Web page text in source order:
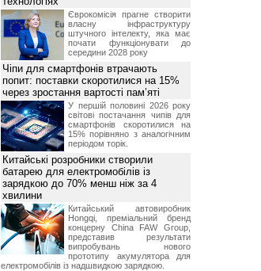
Єврокомісія прагне створити
власну інфраструктуру
штучного інтелекту, яка має
почати функціонувати до
середини 2028 року
Чіпи для смартфонів втрачають
попит: поставки скоротилися на 15%
через зростання вартості пам’яті
У першій половині 2026 року
світові постачання чипів для
смартфонів скоротилися на
15% порівняно з аналогічним
періодом торік.
Китайські розробники створили
батарею для електромобілів із
зарядкою до 70% менш ніж за 4
хвилини
Китайський автовиробник
Hongqi, преміальний бренд
концерну China FAW Group,
представив результати
випробувань нового
прототипу акумулятора для
електромобілів із надшвидкою зарядкою.